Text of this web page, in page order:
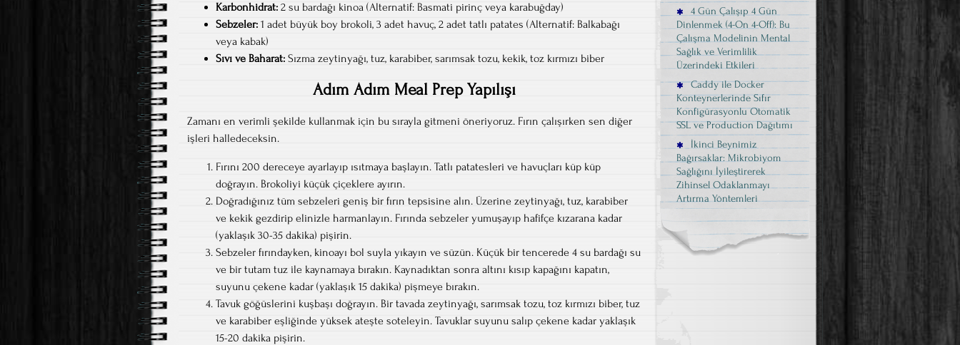
Karbonhidrat: 2 su bardağı kinoa (Alternatif: Basmati pirinç veya karabuğday)
Sebzeler: 1 adet büyük boy brokoli, 3 adet havuç, 2 adet tatlı patates (Alternatif: Balkabağı
veya kabak)
Sıvı ve Baharat: Sızma zeytinyağı, tuz, karabiber, sarımsak tozu, kekik, toz kırmızı biber
Adım Adım Meal Prep Yapılışı
Zamanı en verimli şekilde kullanmak için bu sırayla gitmeni öneriyoruz. Fırın çalışırken sen diğer
işleri halledeceksin.
Fırını 200 dereceye ayarlayıp ısıtmaya başlayın. Tatlı patatesleri ve havuçları küp küp
doğrayın. Brokoliyi küçük çiçeklere ayırın.
Doğradığınız tüm sebzeleri geniş bir fırın tepsisine alın. Üzerine zeytinyağı, tuz, karabiber
ve kekik gezdirip elinizle harmanlayın. Fırında sebzeler yumuşayıp hafifçe kızarana kadar
(yaklaşık 30-35 dakika) pişirin.
Sebzeler fırındayken, kinoayı bol suyla yıkayın ve süzün. Küçük bir tencerede 4 su bardağı su
ve bir tutam tuz ile kaynamaya bırakın. Kaynadıktan sonra altını kısıp kapağını kapatın,
suyunu çekene kadar (yaklaşık 15 dakika) pişmeye bırakın.
Tavuk göğüslerini kuşbaşı doğrayın. Bir tavada zeytinyağı, sarımsak tozu, toz kırmızı biber, tuz
ve karabiber eşliğinde yüksek ateşte soteleyin. Tavuklar suyunu salıp çekene kadar yaklaşık
15-20 dakika pişirin.
4 Gün Çalışıp 4 Gün
Dinlenmek (4-On 4-Off): Bu
Çalışma Modelinin Mental
Sağlık ve Verimlilik
Üzerindeki Etkileri
Caddy ile Docker
Konteynerlerinde Sıfır
Konfigürasyonlu Otomatik
SSL ve Production Dağıtımı
İkinci Beynimiz
Bağırsaklar: Mikrobiyom
Sağlığını İyileştirerek
Zihinsel Odaklanmayı
Artırma Yöntemleri